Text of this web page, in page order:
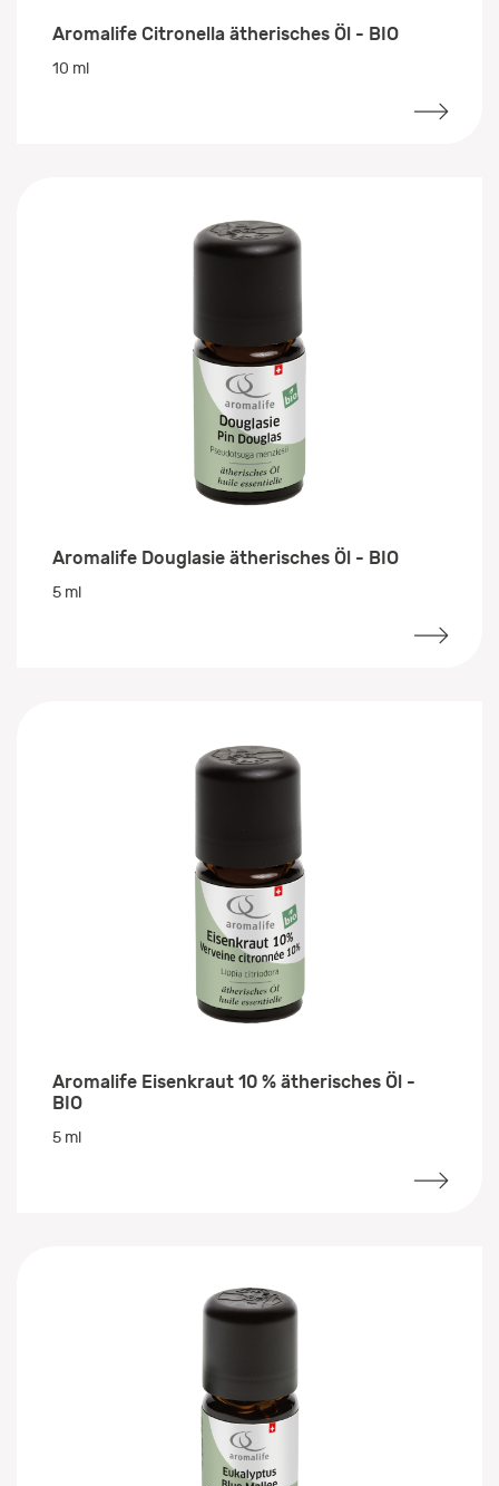
Aromalife Citronella ätherisches Öl - BIO
10 ml
Aromalife Douglasie ätherisches Öl - BIO
5 ml
Aromalife Eisenkraut 10 % ätherisches Öl -
BIO
5 ml